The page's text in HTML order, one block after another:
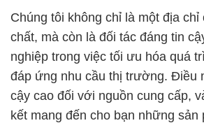
Chúng tôi không chỉ là một địa chỉ
chất, mà còn là đối tác đáng tin
nghiệp trong việc tối ưu hóa quá
đáp ứng nhu cầu thị trường. Điều
cậy cao đối với nguồn cung cấp,
kết mang đến cho bạn những